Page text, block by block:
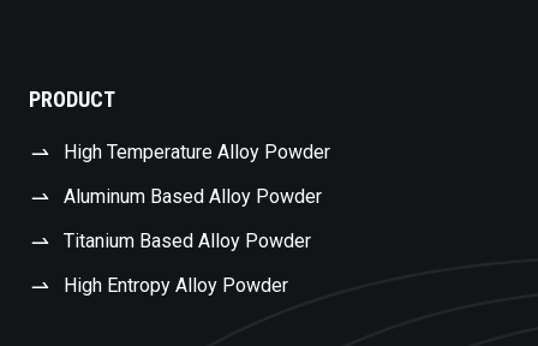
PRODUCT
High Temperature Alloy Powder
Aluminum Based Alloy Powder
Titanium Based Alloy Powder
High Entropy Alloy Powder